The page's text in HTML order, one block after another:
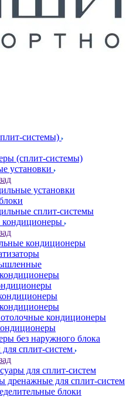
системы)
(сплит-системы)
установки
установки
сплит-системы
кондиционеры
кондиционеры
без наружного блока
сплит-систем
для сплит-систем
дренажные для сплит-систем
блоки